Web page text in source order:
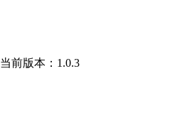
当前版本：1.0.3